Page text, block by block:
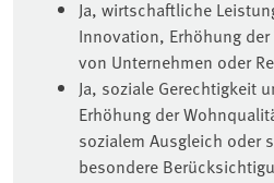
Ja, wirtschaftliche
Innovation, Erhöhung
von Unternehmen oder
Ja, soziale Gerechtigkeit
Erhöhung der
sozialem Ausgleich oder
besondere